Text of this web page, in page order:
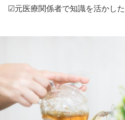
☑元医療関係者で知識を活かし